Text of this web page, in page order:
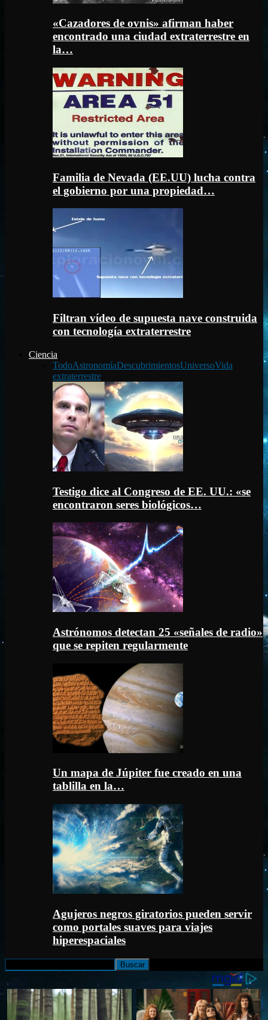
«Cazadores de ovnis» afirman haber
encontrado una ciudad extraterrestre en
la…
Familia de Nevada (EE.UU) lucha contra
el gobierno por una propiedad…
Filtran vídeo de supuesta nave construida
con tecnología extraterrestre
Ciencia
TodoAstronomíaDescubrimientosUniversoVida
extraterrestre
Testigo dice al Congreso de EE. UU.: «se
encontraron seres biológicos…
Astrónomos detectan 25 «señales de radio»
que se repiten regularmente
Un mapa de Júpiter fue creado en una
tablilla en la…
Agujeros negros giratorios pueden servir
como portales suaves para viajes
hiperespaciales